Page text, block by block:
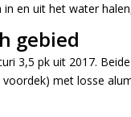
en uit het water
gebied
3,5 pk uit 2017.
met losse